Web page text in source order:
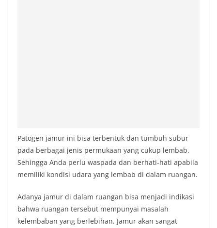
Patogen jamur ini bisa terbentuk dan tumbuh subur
pada berbagai jenis permukaan yang cukup lembab.
Sehingga Anda perlu waspada dan berhati-hati apabila
memiliki kondisi udara yang lembab di dalam ruangan.
Adanya jamur di dalam ruangan bisa menjadi indikasi
bahwa ruangan tersebut mempunyai masalah
kelembaban yang berlebihan. Jamur akan sangat